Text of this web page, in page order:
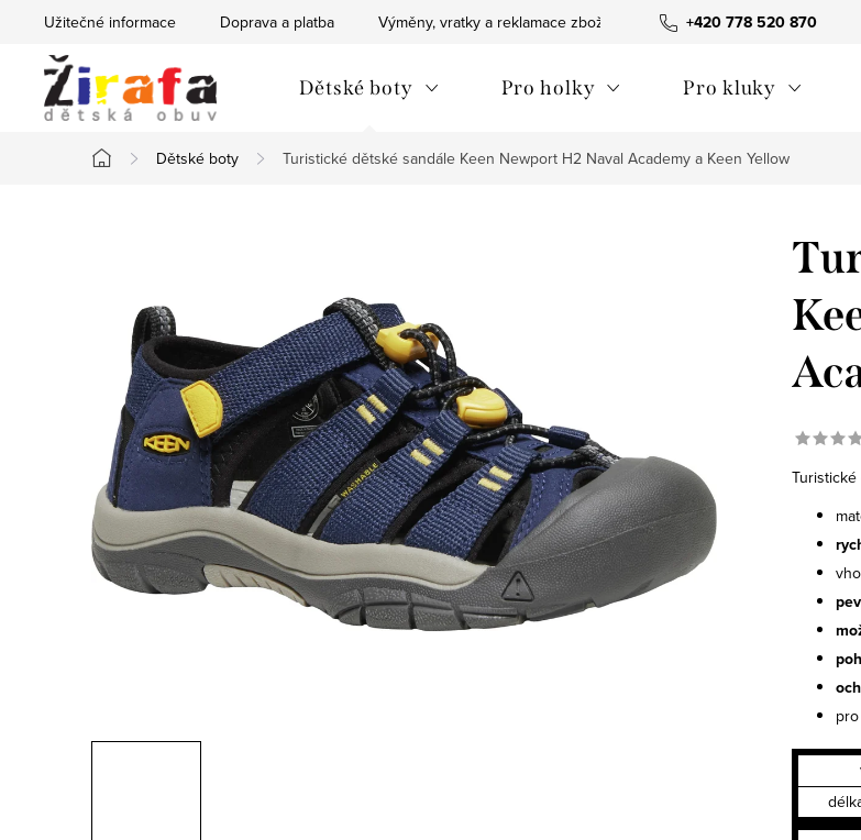
obsah
+420 778 520 870
Užitečné informace Doprava a platba Výměny, vratky a reklamace zboží Obchodní podmínky
Dětské boty Pro holky Pro kluky
Domů
Dětské boty Turistické dětské sandále Keen Newport H2 Naval Academy a Keen Yellow
pro